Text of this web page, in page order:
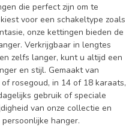
die perfect zijn om te
voor een schakeltype zoals
onze kettingen bieden de
Verkrijgbaar in lengtes
zelfs langer, kunt u altijd een
en stijl. Gemaakt van
rosegoud, in 14 of 18 karaats,
gebruik of speciale
van onze collectie en
hanger.